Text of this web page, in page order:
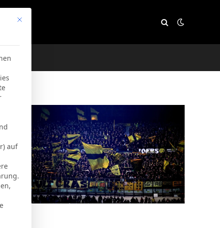
Mit diesem Button wird der Dialog geschlossen. Seine
auf